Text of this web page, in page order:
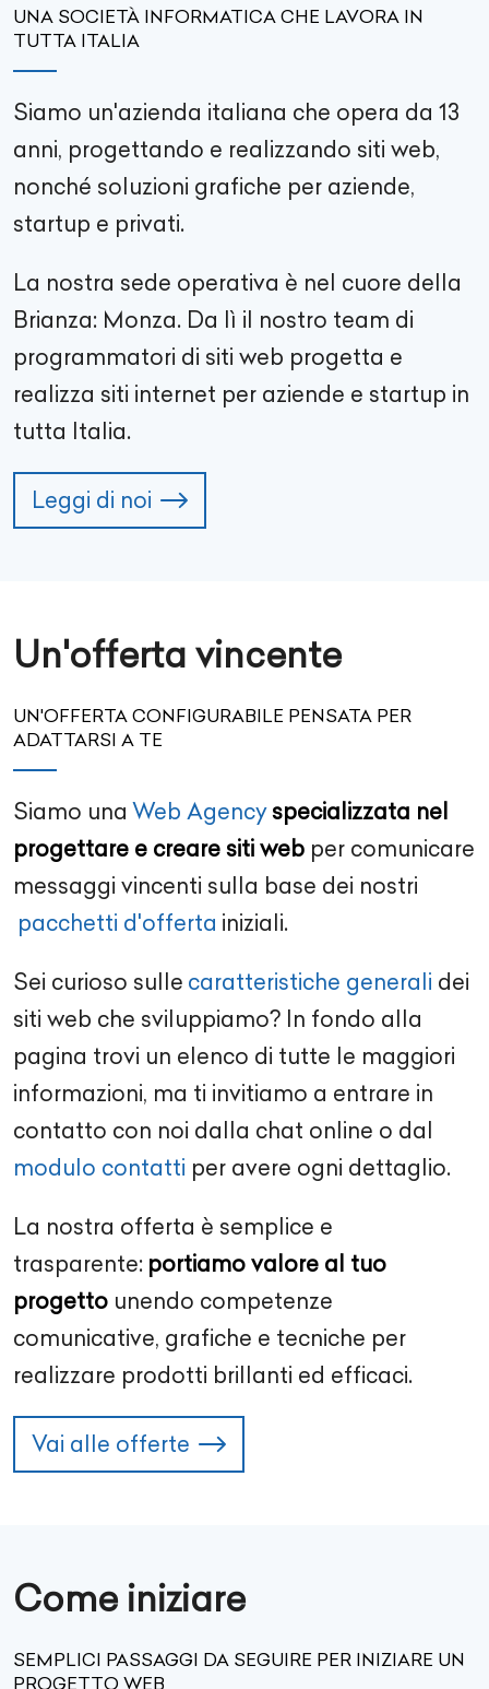
UNA SOCIETÀ INFORMATICA CHE LAVORA IN
TUTTA ITALIA
Siamo un'azienda italiana che opera da 13
anni, progettando e realizzando siti web,
nonché soluzioni grafiche per aziende,
startup e privati.
La nostra sede operativa è nel cuore della
Brianza: Monza. Da lì il nostro team di
programmatori di siti web progetta e
realizza siti internet per aziende e startup in
tutta Italia.
Leggi di noi
Un'offerta vincente
UN'OFFERTA CONFIGURABILE PENSATA PER
ADATTARSI A TE
Siamo una Web Agencyspecializzata nel
progettare e creare siti web per comunicare
messaggi vincenti sulla base dei nostri
pacchetti d'offerta iniziali.
Sei curioso sulle caratteristiche generali dei
siti web che sviluppiamo? In fondo alla
pagina trovi un elenco di tutte le maggiori
informazioni, ma ti invitiamo a entrare in
contatto con noi dalla chat online o dal
modulo contatti per avere ogni dettaglio.
La nostra offerta è semplice e
trasparente: portiamo valore al tuo
progetto unendo competenze
comunicative, grafiche e tecniche per
realizzare prodotti brillanti ed efficaci.
Vai alle offerte
Come iniziare
SEMPLICI PASSAGGI DA SEGUIRE PER INIZIARE UN
PROGETTO WEB